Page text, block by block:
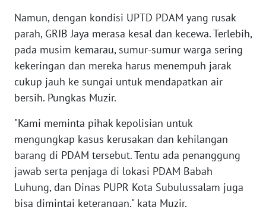
Namun, dengan kondisi UPTD PDAM yang rusak
parah, GRIB Jaya merasa kesal dan kecewa. Terlebih,
pada musim kemarau, sumur-sumur warga sering
kekeringan dan mereka harus menempuh jarak
cukup jauh ke sungai untuk mendapatkan air
bersih. Pungkas Muzir.
"Kami meminta pihak kepolisian untuk
mengungkap kasus kerusakan dan kehilangan
barang di PDAM tersebut. Tentu ada penanggung
jawab serta penjaga di lokasi PDAM Babah
Luhung, dan Dinas PUPR Kota Subulussalam juga
bisa dimintai keterangan," kata Muzir.
KEPRI
WN
PAPUA
WN
BARAT
WN
WN